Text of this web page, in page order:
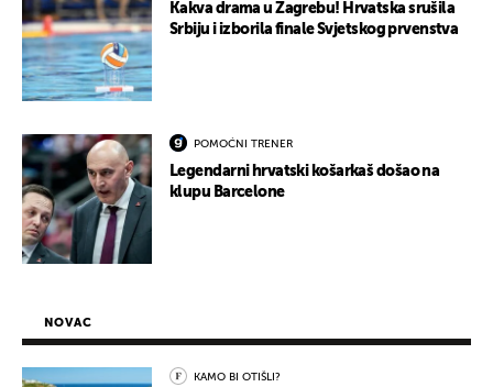
Kakva drama u Zagrebu! Hrvatska srušila
Srbiju i izborila finale Svjetskog prvenstva
POMOĆNI TRENER
Legendarni hrvatski košarkaš došao na
klupu Barcelone
NOVAC
KAMO BI OTIŠLI?